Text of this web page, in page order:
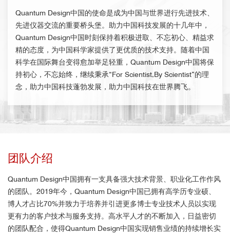
Quantum Design中国的使命是成为中国与世界进行先进技术、
先进仪器交流的重要桥头堡。助力中国科技发展的十几年中，
Quantum Design中国时刻保持着积极进取、不忘初心、精益求
精的态度，为中国科学家提供了更优质的技术支持。随着中国
科学在国际舞台变得愈加举足轻重， Quantum Design中国将保
持初心，不忘始终，继续秉承“For Scientist,By Scientist”的理
念，助力中国科技蓬勃发展，助力中国科技在世界腾飞。
团队介绍
Quantum Design中国拥有一支具备强大技术背景、职业化工作作风
的团队。2019年今，Quantum Design中国已拥有高学历专业硕、
博人才占比70%并致力于培养并引进更多博士专业技术人员以实现
更有力的客户技术与服务支持。高水平人才的不断加入，日益密切
的团队配合，使得Quantum Design中国实现销售业绩的持续增长实